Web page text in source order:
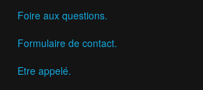
Foire aux questions.
Formulaire de contact.
Etre appelé.